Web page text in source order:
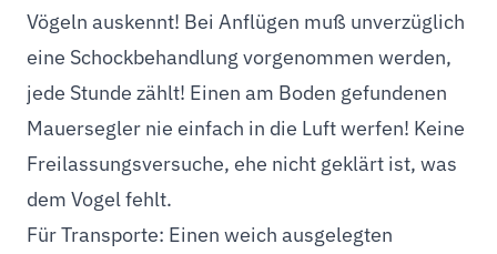
Vögeln auskennt! Bei Anflügen muß unverzüglich
eine Schockbehandlung vorgenommen werden,
jede Stunde zählt! Einen am Boden gefundenen
Mauersegler nie einfach in die Luft werfen! Keine
Freilassungsversuche, ehe nicht geklärt ist, was
dem Vogel fehlt.
Für Transporte: Einen weich ausgelegten